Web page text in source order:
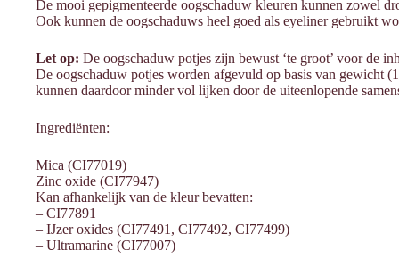
De mooi gepigmenteerde oogschaduw kleuren kunnen zowel
Ook kunnen de oogschaduws heel goed als eyeliner gebruikt
Let op: De oogschaduw potjes zijn bewust ‘te groot’ voor de
De oogschaduw potjes worden afgevuld op basis van gewicht
kunnen daardoor minder vol lijken door de uiteenlopende
Ingrediënten:
Mica (CI77019)
Zinc oxide (CI77947)
Kan afhankelijk van de kleur bevatten:
– CI77891
– IJzer oxides (CI77491, CI77492, CI77499)
– Ultramarine (CI77007)